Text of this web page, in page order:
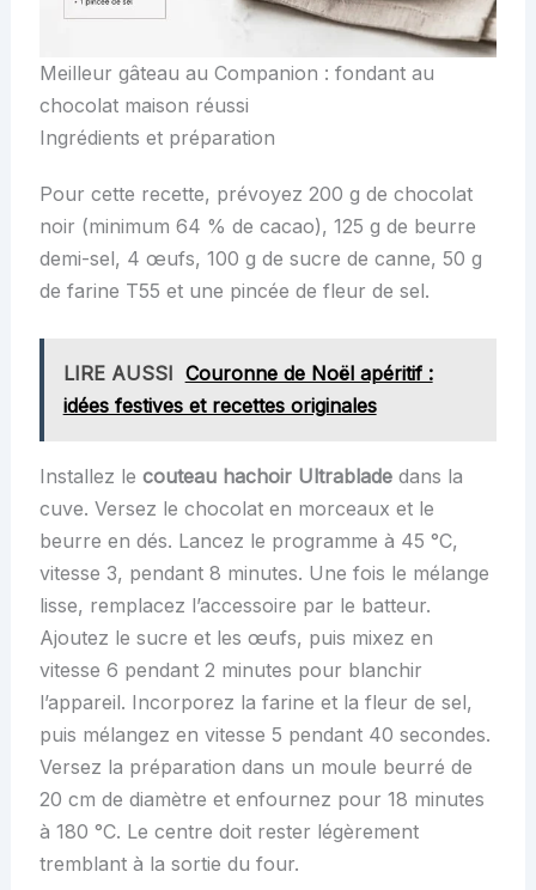
Meilleur gâteau au Companion : fondant au
chocolat maison réussi
Ingrédients et préparation
Pour cette recette, prévoyez 200 g de chocolat
noir (minimum 64 % de cacao), 125 g de beurre
demi-sel, 4 œufs, 100 g de sucre de canne, 50 g
de farine T55 et une pincée de fleur de sel.
LIRE AUSSI Couronne de Noël apéritif :
idées festives et recettes originales
Installez le couteau hachoir Ultrabladedans la
cuve. Versez le chocolat en morceaux et le
beurre en dés. Lancez le programme à 45 °C,
vitesse 3, pendant 8 minutes. Une fois le mélange
lisse, remplacez l’accessoire par le batteur.
Ajoutez le sucre et les œufs, puis mixez en
vitesse 6 pendant 2 minutes pour blanchir
l’appareil. Incorporez la farine et la fleur de sel,
puis mélangez en vitesse 5 pendant 40 secondes.
Versez la préparation dans un moule beurré de
20 cm de diamètre et enfournez pour 18 minutes
à 180 °C. Le centre doit rester légèrement
tremblant à la sortie du four.